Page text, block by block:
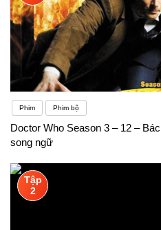
Phim Phim bộ
Doctor Who Season 3 – 12 –
song ngữ
Tập
2